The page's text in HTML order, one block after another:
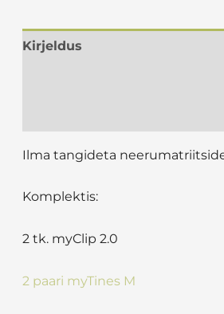
Kirjeldus
Ilma tangideta
Komplektis:
2 tk. myClip 2.0
2 paari myTines M